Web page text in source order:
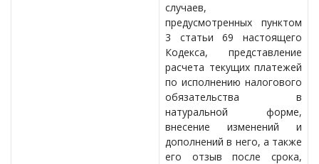
случаев,
предусмотренных пунктом
3 статьи 69 настоящего
Кодекса, представление
расчета текущих платежей
по исполнению налогового
обязательства в
натуральной форме,
внесение изменений и
дополнений в него, а также
его отзыв после срока,